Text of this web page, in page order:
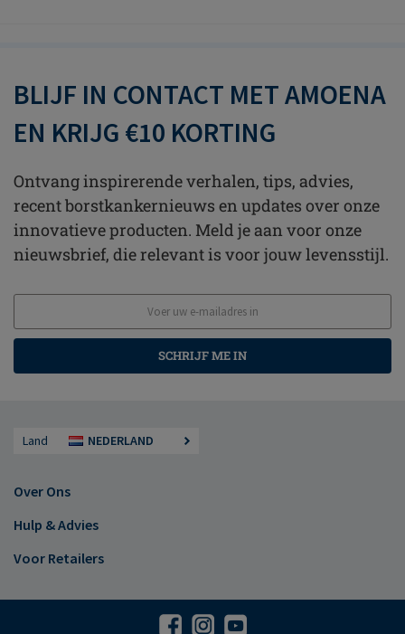
BLIJF IN CONTACT MET AMOENA
EN KRIJG €10 KORTING
Ontvang inspirerende verhalen, tips, advies,
recent borstkankernieuws en updates over onze
innovatieve producten. Meld je aan voor onze
nieuwsbrief, die relevant is voor jouw levensstijl.
SCHRIJF ME IN
Land NEDERLAND
Over Ons
Hulp & Advies
Voor Retailers